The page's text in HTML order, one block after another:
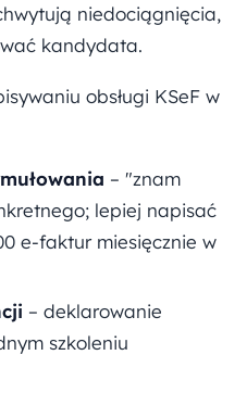
niedociągnięcia,
kandydata.
obsługi KSeF w
– "znam
lepiej napisać
e-faktur miesięcznie w
– deklarowanie
szkoleniu